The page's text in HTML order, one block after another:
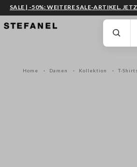
ZUM HAUPTINHALT SPRINGEN GEHEN SIE
SALE | -50%: WEITERE SALE-ARTIKEL.
Home Damen Kollektion T-